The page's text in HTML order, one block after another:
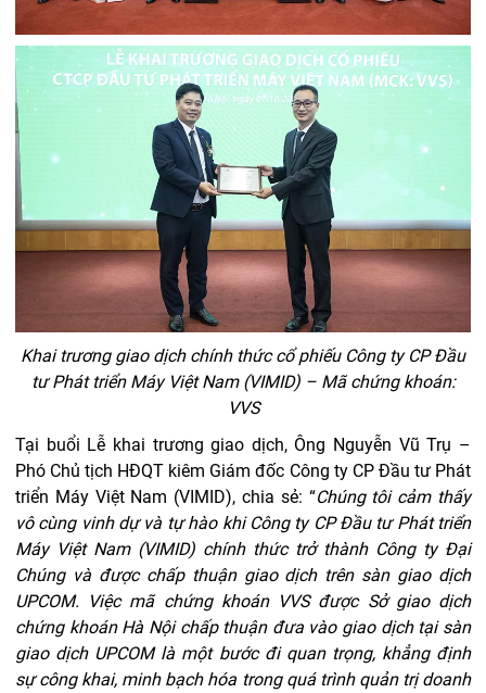
Khai trương giao dịch chính thức cổ phiếu Công ty CP Đầu
tư Phát triển Máy Việt Nam (VIMID) – Mã chứng khoán:
VVS
Tại buổi Lễ khai trương giao dịch, Ông Nguyễn Vũ Trụ –
Phó Chủ tịch HĐQT kiêm Giám đốc Công ty CP Đầu tư Phát
triển Máy Việt Nam (VIMID), chia sẻ: “Chúng tôi cảm thấy
vô cùng vinh dự và tự hào khi Công ty CP Đầu tư Phát triển
Máy Việt Nam (VIMID) chính thức trở thành Công ty Đại
Chúng và được chấp thuận giao dịch trên sàn giao dịch
UPCOM. Việc mã chứng khoán VVS được Sở giao dịch
chứng khoán Hà Nội chấp thuận đưa vào giao dịch tại sàn
giao dịch UPCOM là một bước đi quan trọng, khẳng định
sự công khai, minh bạch hóa trong quá trình quản trị doanh